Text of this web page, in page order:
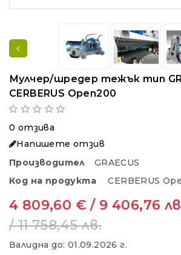
Мулчер/шредер тежък тип
CERBERUS Open200
0 отзива
Напишете отзив
Производител
GRAECUS
Код на продукта
CERBERUS
4 809,60 € / 9 406,76
/ 11 758,45 лв.
Валидна до: 01.09.2026 г.